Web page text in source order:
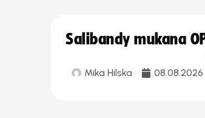
Salibandy mukana
Mika Hilska 08.08.2026